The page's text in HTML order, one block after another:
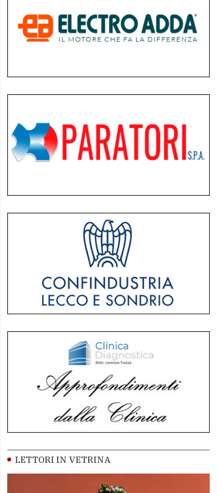
LETTORI IN VETRINA